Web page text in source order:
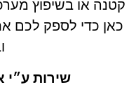
קטנה או בשיפוץ
כאן כדי לספק לכם
שירות ע״י